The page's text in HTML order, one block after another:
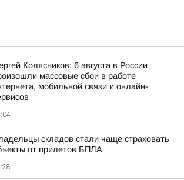
Колясников: 6 августа в России
массовые сбои в работе
мобильной связи и онлайн-
складов стали чаще страховать
от прилетов БПЛА